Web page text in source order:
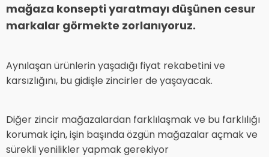
mağaza konsepti yaratmayı düşünen cesur
markalar görmekte zorlanıyoruz.
Aynılaşan ürünlerin yaşadığı fiyat rekabetini ve
karsızlığını, bu gidişle zincirler de yaşayacak.
Diğer zincir mağazalardan farklılaşmak ve bu farklılığı
korumak için, işin başında özgün mağazalar açmak ve
sürekli yenilikler yapmak gerekiyor